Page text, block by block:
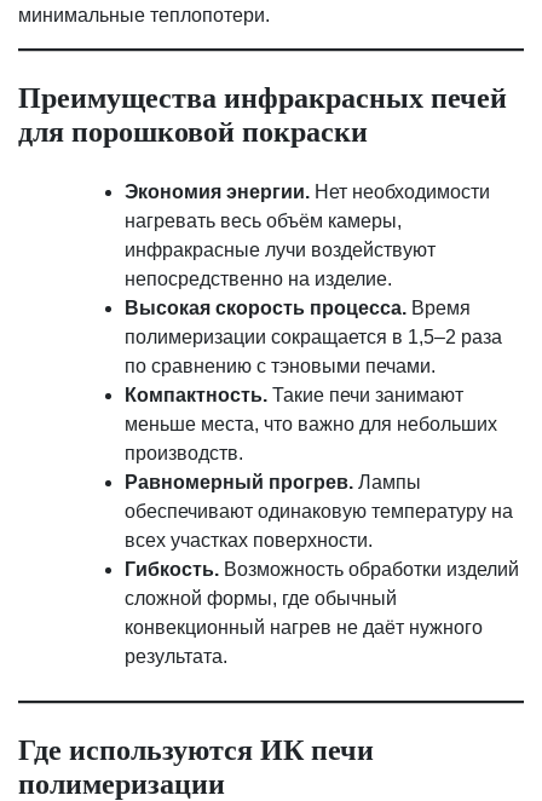
минимальные теплопотери.
Преимущества инфракрасных печей
для порошковой покраски
Экономия энергии. Нет необходимости
нагревать весь объём камеры,
инфракрасные лучи воздействуют
непосредственно на изделие.
Высокая скорость процесса. Время
полимеризации сокращается в 1,5–2 раза
по сравнению с тэновыми печами.
Компактность. Такие печи занимают
меньше места, что важно для небольших
производств.
Равномерный прогрев. Лампы
обеспечивают одинаковую температуру на
всех участках поверхности.
Гибкость. Возможность обработки изделий
сложной формы, где обычный
конвекционный нагрев не даёт нужного
результата.
Где используются ИК печи
полимеризации